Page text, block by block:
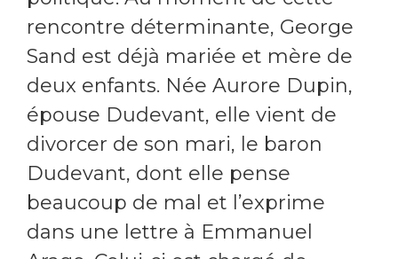
rencontre déterminante, George
Sand est déjà mariée et mère de
deux enfants. Née Aurore Dupin,
épouse Dudevant, elle vient de
divorcer de son mari, le baron
Dudevant, dont elle pense
beaucoup de mal et l’exprime
dans une lettre à Emmanuel